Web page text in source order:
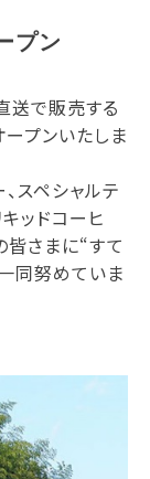
プン
送で販売する
プンいたしま
スペシャルテ
ッドコーヒ
皆さまに“すて
同努めていま